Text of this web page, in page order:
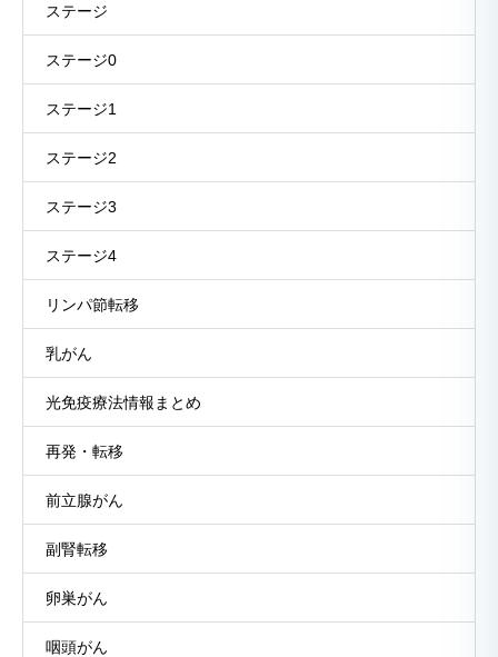
ステージ
ステージ0
ステージ1
ステージ2
ステージ3
ステージ4
リンパ節転移
乳がん
光免疫療法情報まとめ
再発・転移
前立腺がん
副腎転移
卵巣がん
咽頭がん